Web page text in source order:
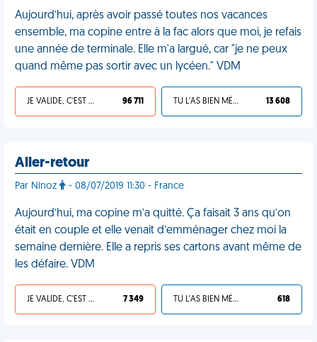
Aujourd’hui, après avoir passé toutes nos vacances
ensemble, ma copine entre à la fac alors que moi, je refais
une année de terminale. Elle m'a largué, car "je ne peux
quand même pas sortir avec un lycéen." VDM
JE VALIDE, C'EST UNE VDM 96 711 TU L'AS BIEN MÉRITÉ 13 608
Aller-retour
Par Ninoz - 08/07/2019 11:30 - France
Aujourd’hui, ma copine m’a quitté. Ça faisait 3 ans qu’on
était en couple et elle venait d’emménager chez moi la
semaine dernière. Elle a repris ses cartons avant même de
les défaire. VDM
JE VALIDE, C'EST UNE VDM 7 349 TU L'AS BIEN MÉRITÉ 618